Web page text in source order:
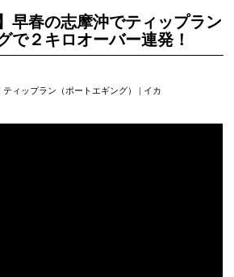
早春の志摩沖でティップラン
で２キロオーバー連発！
|ティップラン（ポートエギング） | イカ